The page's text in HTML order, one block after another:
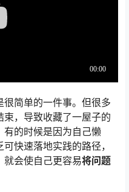
简单的一件事。但很多
，导致收藏了一屋子的
的时候是因为自己懒
快速落地实践的路径，
就会使自己更容易将问题